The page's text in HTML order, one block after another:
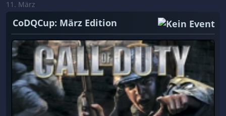
11. März
CoDQCup: März Edition